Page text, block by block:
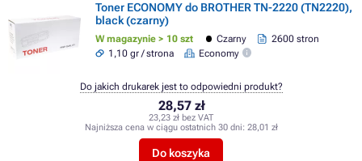
Toner ECONOMY do BROTHER TN-2220 (TN2220),
black (czarny)
W magazynie > 10 szt Czarny
2600 stron
1,10 gr / strona
Economy
28,57 zł
23,23 zł bez VAT
Najniższa cena w ciągu ostatnich 30 dni: 28,01 zł
Do koszyka
Do jakich drukarek jest to odpowiedni produkt?